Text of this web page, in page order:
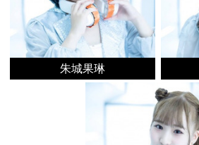
朱城果琳